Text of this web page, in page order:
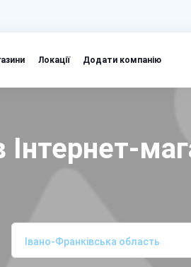
Локації Додати компанію
Івано-Франківська область